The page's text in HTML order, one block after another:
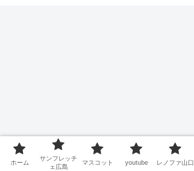
ホーム
サンフレッチ
ェ広島
マスコット youtube レノファ山口